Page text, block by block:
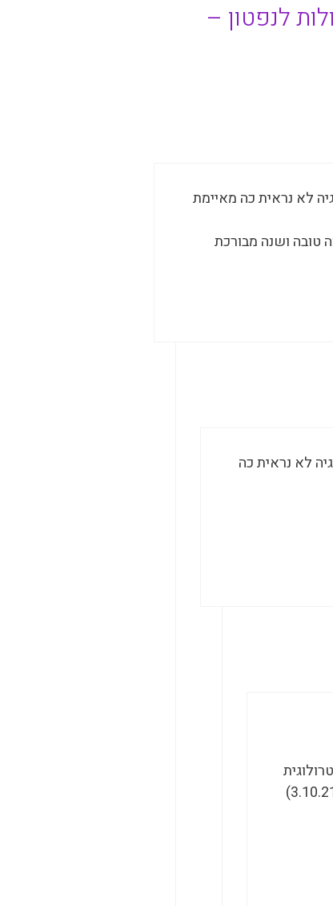
לנפטון –
לא נראית כה מאיימת
טובה ושנה מבורכת
לא נראית כה
הקורס קצר, אינטנסיבי ומהרגע הראשון עובדים עם מפות.. נתחיל מיד אחרי החגים (3.10.21)